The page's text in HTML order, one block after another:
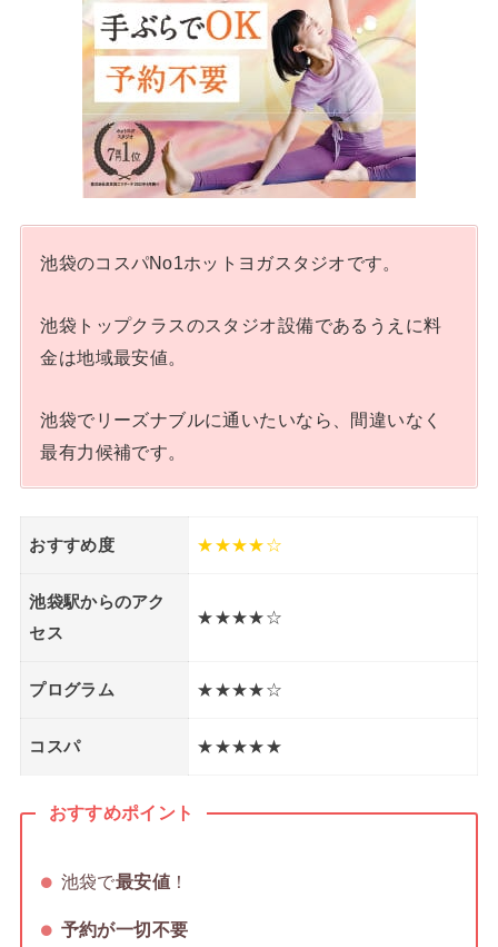
池袋のコスパNo1ホットヨガスタジオです。
池袋トップクラスのスタジオ設備であるうえに料
金は地域最安値。
池袋でリーズナブルに通いたいなら、間違いなく
最有力候補です。
おすすめ度 ★★★★☆
池袋駅からのアク
セス
★★★★☆
プログラム ★★★★☆
コスパ ★★★★★
おすすめポイント
池袋で最安値 ！
予約が一切不要